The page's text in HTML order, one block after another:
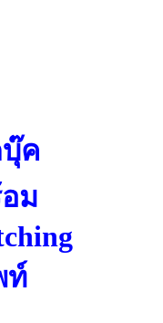
ค
ม
ท์